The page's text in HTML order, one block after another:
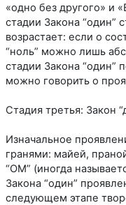
«одно без другого» и
стадии Закона “один”
возрастает: если о
“ноль” можно лишь
стадии Закона “один”
можно говорить о
Стадия третья: Закон
Изначальное
гранями: майей,
“ОМ” (иногда
Закона “один”
следующем этапе